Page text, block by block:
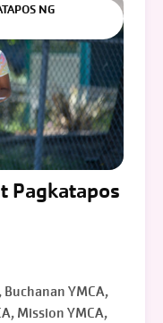
NG
Pagkatapos
YMCA,
Mission YMCA,